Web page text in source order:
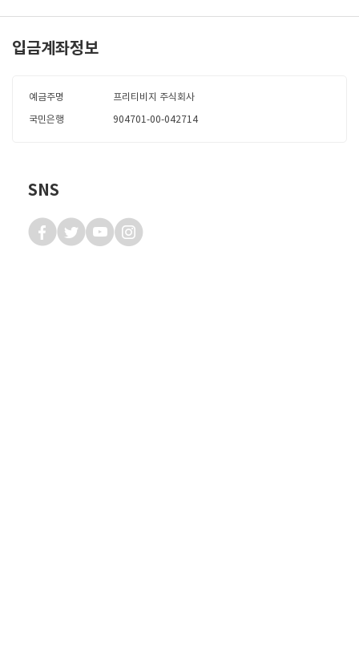
입금계좌정보
예금주명 프리티비지 주식회사
국민은행 904701-00-042714
SNS